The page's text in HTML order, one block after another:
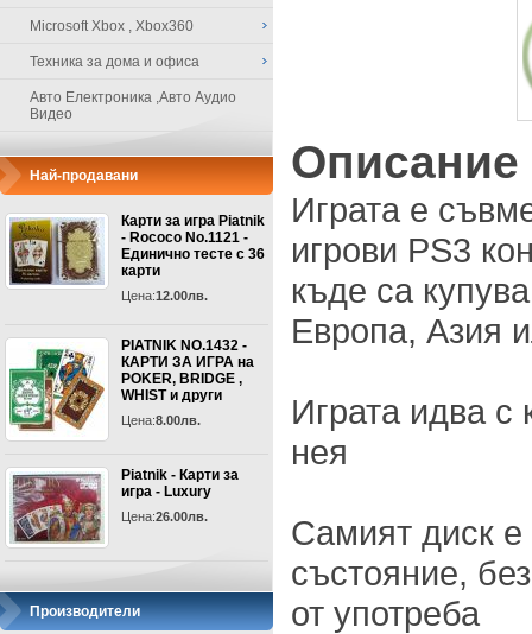
Microsoft Xbox , Xbox360
Техника за дома и офиса
Авто Електроника ,Авто Аудио
Видео
Най-продавани
Карти за игра Piatnik
- Rococo No.1121 -
Единично тесте с 36
карти
Цена:12.00лв.
PIATNIK NO.1432 -
КАРТИ ЗА ИГРА на
POKER, BRIDGE ,
WHIST и други
Цена:8.00лв.
Piatnik - Карти за
игра - Luxury
Цена:26.00лв.
Производители
Описание
Играта е
игрови PS3
къде са
Европа, Азия
Играта идва с
нея
Самият диск
състояние,
от употреба